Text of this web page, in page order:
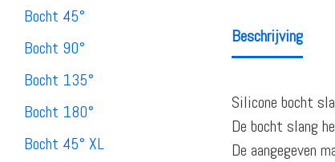
Bocht 45°
Bocht 90°
Bocht 135°
Bocht 180°
Bocht 45° XL
Beschrijving
Silicone bocht
De bocht slang
De aangegeven